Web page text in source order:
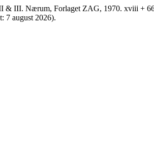
& III. Nærum, Forlaget ZAG, 1970. xviii +
7 august 2026).